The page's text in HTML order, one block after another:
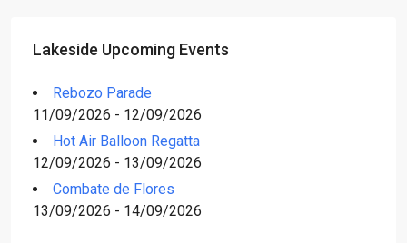
Lakeside Upcoming Events
Rebozo Parade
11/09/2026 - 12/09/2026
Hot Air Balloon Regatta
12/09/2026 - 13/09/2026
Combate de Flores
13/09/2026 - 14/09/2026